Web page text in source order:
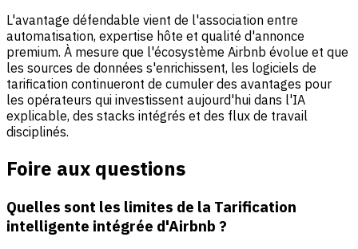
L'avantage défendable vient de l'association entre
automatisation, expertise hôte et qualité d'annonce
premium. À mesure que l'écosystème Airbnb évolue et que
les sources de données s'enrichissent, les logiciels de
tarification continueront de cumuler des avantages pour
les opérateurs qui investissent aujourd'hui dans l'IA
explicable, des stacks intégrés et des flux de travail
disciplinés.
Foire aux questions
Quelles sont les limites de la Tarification
intelligente intégrée d'Airbnb ?